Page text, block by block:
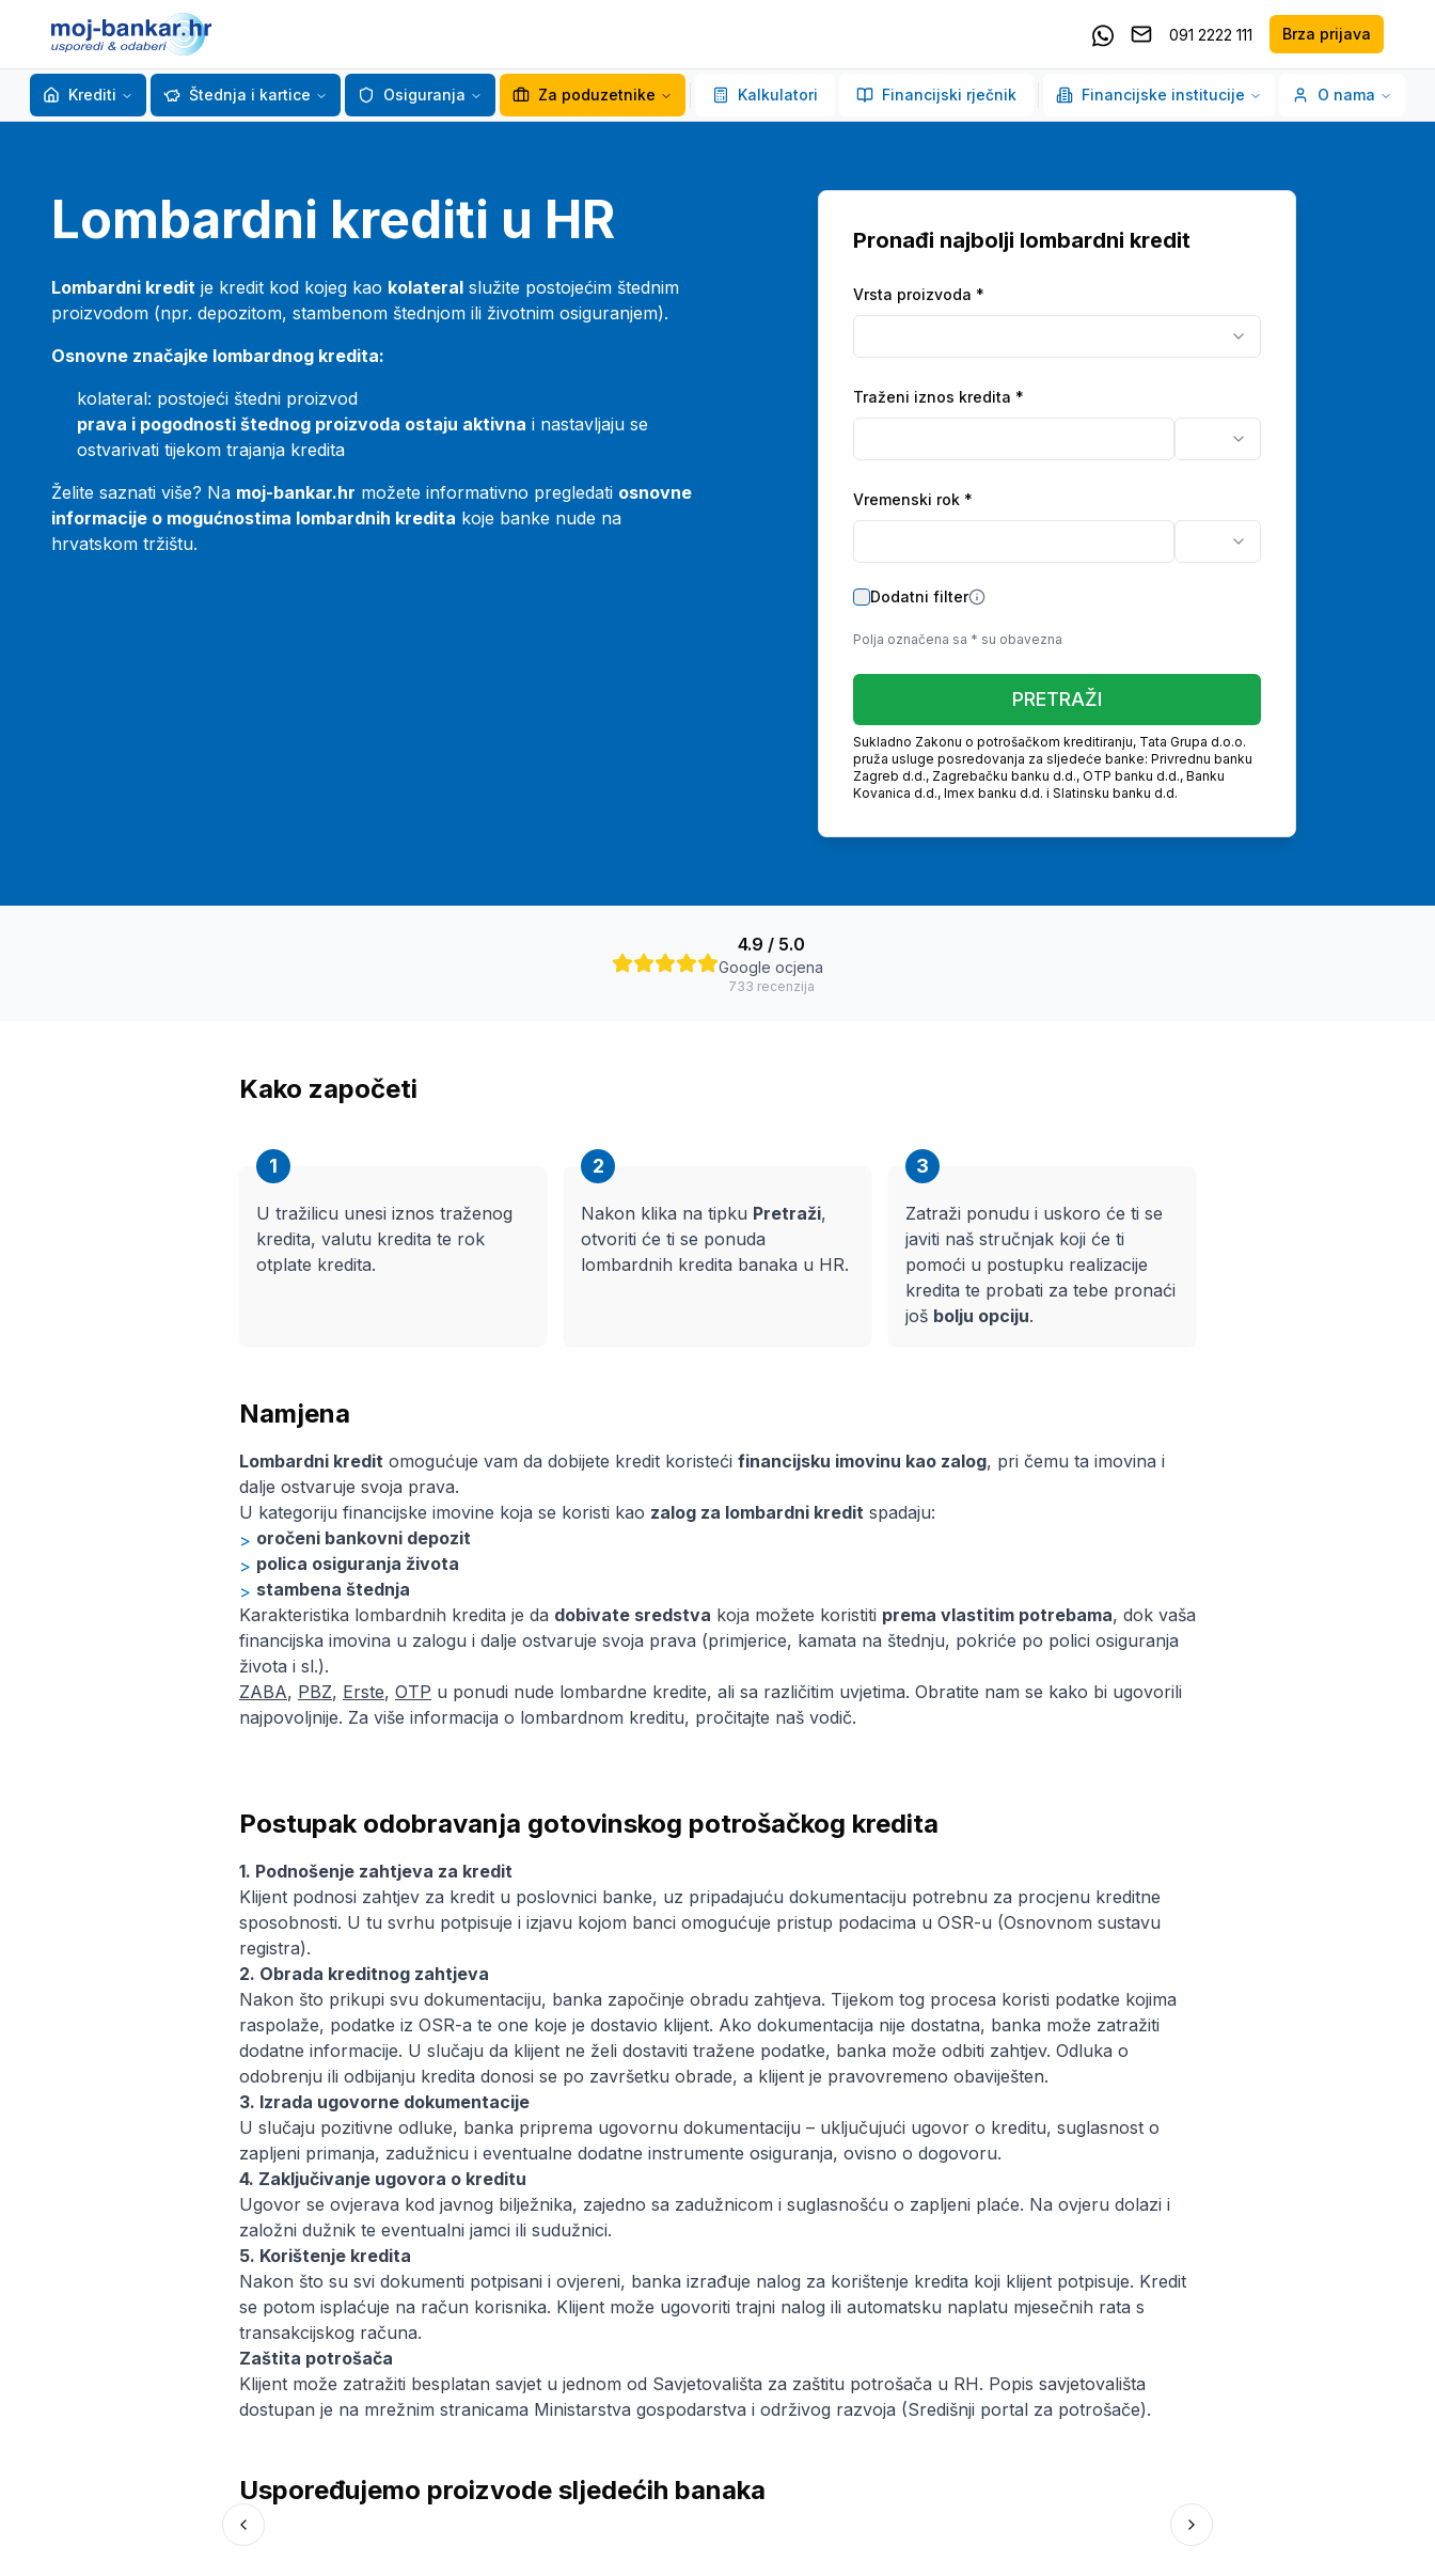
Kontaktirajte nas putem Whatsappa
091 2222 111 Brza prijava
Krediti Štednja i kartice Osiguranja Za poduzetnike Kalkulatori Financijski rječnik Financijske institucije O nama
Lombardni krediti u HR
Lombardni kredit je kredit kod kojeg kao kolateral služite postojećim štednim
proizvodom (npr. depozitom, stambenom štednjom ili životnim osiguranjem).
Osnovne značajke lombardnog kredita:
kolateral: postojeći štedni proizvod
prava i pogodnosti štednog proizvoda ostaju aktivna i nastavljaju se
ostvarivati tijekom trajanja kredita
Želite saznati više? Na moj-bankar.hr možete informativno pregledati osnovne
informacije o mogućnostima lombardnih kredita koje banke nude na
hrvatskom tržištu.
Pronađi najbolji lombardni kredit
Vrsta proizvoda *
Traženi iznos kredita *
Vremenski rok *
Dodatni filter
Polja označena sa * su obavezna
PRETRAŽI
Sukladno Zakonu o potrošačkom kreditiranju, Tata Grupa d.o.o.
pruža usluge posredovanja za sljedeće banke: Privrednu banku
Zagreb d.d., Zagrebačku banku d.d., OTP banku d.d., Banku
Kovanica d.d., Imex banku d.d. i Slatinsku banku d.d.
4.9 / 5.0
Google ocjena
733 recenzija
Kako započeti
1
U tražilicu unesi iznos traženog
kredita, valutu kredita te rok
otplate kredita.
2
Nakon klika na tipku Pretraži,
otvoriti će ti se ponuda
lombardnih kredita banaka u HR.
3
Zatraži ponudu i uskoro će ti se
javiti naš stručnjak koji će ti
pomoći u postupku realizacije
kredita te probati za tebe pronaći
još bolju opciju.
Namjena
Lombardni kredit omogućuje vam da dobijete kredit koristeći financijsku imovinu kao zalog, pri čemu ta imovina i
dalje ostvaruje svoja prava.
U kategoriju financijske imovine koja se koristi kao zalog za lombardni kredit spadaju:
oročeni bankovni depozit
polica osiguranja života
stambena štednja
Karakteristika lombardnih kredita je da dobivate sredstva koja možete koristiti prema vlastitim potrebama, dok vaša
financijska imovina u zalogu i dalje ostvaruje svoja prava (primjerice, kamata na štednju, pokriće po polici osiguranja
života i sl.).
ZABA, PBZ, Erste, OTP u ponudi nude lombardne kredite, ali sa različitim uvjetima. Obratite nam se kako bi ugovorili
najpovoljnije. Za više informacija o lombardnom kreditu, pročitajte naš vodič.
Postupak odobravanja gotovinskog potrošačkog kredita
1. Podnošenje zahtjeva za kredit
Klijent podnosi zahtjev za kredit u poslovnici banke, uz pripadajuću dokumentaciju potrebnu za procjenu kreditne
sposobnosti. U tu svrhu potpisuje i izjavu kojom banci omogućuje pristup podacima u OSR-u (Osnovnom sustavu
registra).
2. Obrada kreditnog zahtjeva
Nakon što prikupi svu dokumentaciju, banka započinje obradu zahtjeva. Tijekom tog procesa koristi podatke kojima
raspolaže, podatke iz OSR-a te one koje je dostavio klijent. Ako dokumentacija nije dostatna, banka može zatražiti
dodatne informacije. U slučaju da klijent ne želi dostaviti tražene podatke, banka može odbiti zahtjev. Odluka o
odobrenju ili odbijanju kredita donosi se po završetku obrade, a klijent je pravovremeno obaviješten.
3. Izrada ugovorne dokumentacije
U slučaju pozitivne odluke, banka priprema ugovornu dokumentaciju – uključujući ugovor o kreditu, suglasnost o
zapljeni primanja, zadužnicu i eventualne dodatne instrumente osiguranja, ovisno o dogovoru.
4. Zaključivanje ugovora o kreditu
Ugovor se ovjerava kod javnog bilježnika, zajedno sa zadužnicom i suglasnošću o zapljeni plaće. Na ovjeru dolazi i
založni dužnik te eventualni jamci ili sudužnici.
5. Korištenje kredita
Nakon što su svi dokumenti potpisani i ovjereni, banka izrađuje nalog za korištenje kredita koji klijent potpisuje. Kredit
se potom isplaćuje na račun korisnika. Klijent može ugovoriti trajni nalog ili automatsku naplatu mjesečnih rata s
transakcijskog računa.
Zaštita potrošača
Klijent može zatražiti besplatan savjet u jednom od Savjetovališta za zaštitu potrošača u RH. Popis savjetovališta
dostupan je na mrežnim stranicama Ministarstva gospodarstva i održivog razvoja (Središnji portal za potrošače).
Uspoređujemo proizvode sljedećih banaka